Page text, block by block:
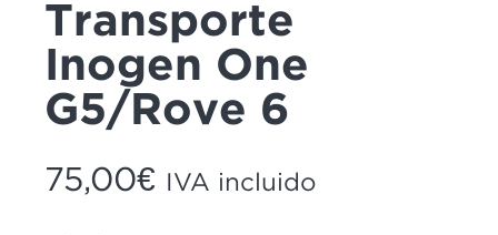
Transporte
Inogen One
G5/Rove 6
75,00€ IVA incluido
mejor posible
visita. Si
rechaza estas
cookies,
algunas